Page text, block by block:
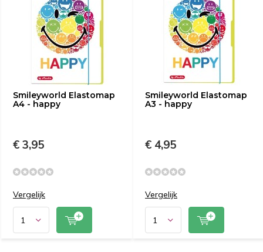
Smileyworld Elastomap
A4 - happy
€ 3,95
Vergelijk
Smileyworld Elastomap
A3 - happy
€ 4,95
Vergelijk